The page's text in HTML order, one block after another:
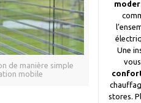
de manière simple
mobile
Une
stores.